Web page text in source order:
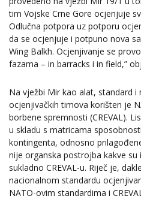
tim Vojske Crne Gore ocjenjuje
Odlučna potpora uz potporu
da se ocjenjuje i potpuno nova
Wing Balkh. Ocjenjivanje se
fazama – in barracks i in field,”
Na vježbi Mir kao alat, standard
ocjenjivačkih timova korišten je
borbene spremnosti (CREVAL).
u skladu s matricama
kontingenta, odnosno
nije organska postrojba kakve
sukladno CREVAL-u. Riječ je,
nacionalnom standardu
NATO-ovim standardima i